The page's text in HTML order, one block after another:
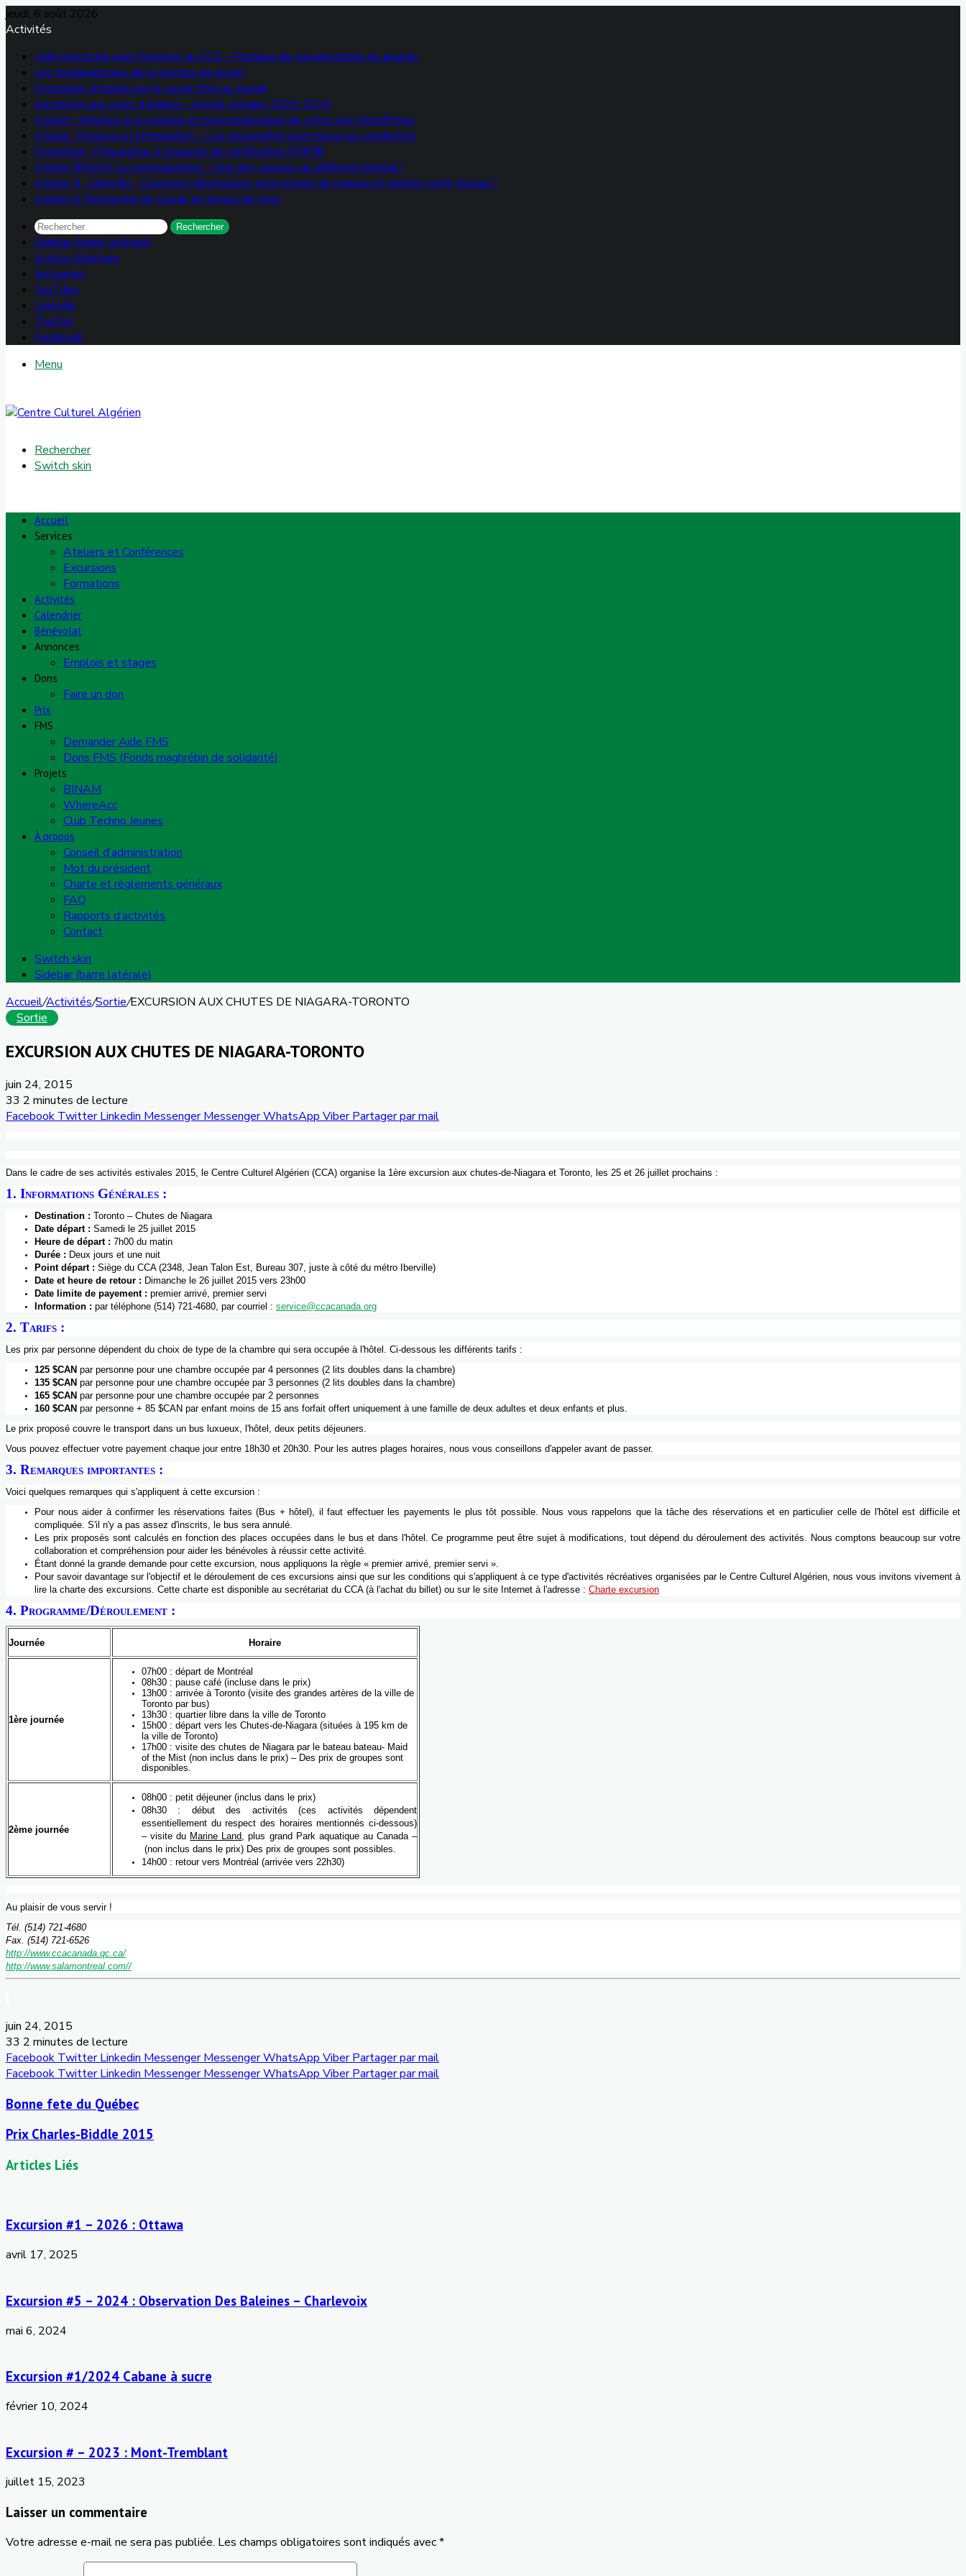
jeudi, 6 août 2026
Activités
Café-rencontre pour Femmes au CCA – Pratique de conversations en anglais
Les fondamentaux de la gestion de projet
Formation virtuelle sur le savoir être au travail
Inscription aux cours d’arabes – Année scolaire 2023-2024
Atelier : Initiation à la création et personnalisation de votre site WordPress
Atelier: Violence et intimidation – Les reconnaître pour mieux les combattre
Formation : Préparation à l’examen de certification PMP®
Atelier BINAM: la communication : l’une des sources du différend familial?
Atelier 9 : LinkedIn – Comment développer votre image de marque et enrichir votre réseau ?
Atelier 6: Recherche de travail en temps de crise
Rechercher
Sidebar (barre latérale)
Article Aléatoire
Instagram
YouTube
Linkedin
Twitter
Facebook
Menu
Rechercher
Switch skin
Accueil
Services
Ateliers et Conférences
Excursions
Formations
Activités
Calendrier
Bénévolat
Annonces
Emplois et stages
Dons
Faire un don
Prix
FMS
Demander Aide FMS
Dons FMS (Fonds maghrébin de solidarité)
Projets
BINAM
WhereAcc
Club Techno Jeunes
À propos
Conseil d’administration
Mot du président
Charte et règlements généraux
FAQ
Rapports d’activités
Contact
Switch skin
Sidebar (barre latérale)
Accueil/Activités/Sortie/EXCURSION AUX CHUTES DE NIAGARA-TORONTO
Sortie
EXCURSION AUX CHUTES DE NIAGARA-TORONTO
juin 24, 2015
33 2 minutes de lecture
Facebook Twitter Linkedin Messenger MessengerWhatsApp Viber Partager par mail
Dans le cadre de ses activités estivales 2015, le Centre Culturel Algérien (CCA) organise la 1ère excursion aux chutes-de-Niagara et Toronto, les 25 et 26 juillet prochains :
1. Informations Générales :
Destination : Toronto – Chutes de Niagara
Date départ: Samedi le 25 juillet 2015
Heure de départ: 7h00 du matin
Durée : Deux jours et une nuit
Point départ: Siège du CCA(2348, Jean Talon Est , Bureau 307, juste à côté du métro Iberville)
Date et heure de retour : Dimanche le 26 juillet 2015 vers 23h00
Date limite de payement: premier arrivé , premier servi
Information : par téléphone (514) 721-4680 , par courriel : service@ccacanada.org
2. Tarifs :
Les prix par personne dépendent du choix de type de la chambre qui sera occupée à l'hôtel Ci-dessous les différents tarifs :
125 $CAN par personne pour une chambre occupée par 4 personnes (2 lits doubles dans la chambre)
135 $CAN par personne pour une chambre occupée par 3 personnes (2 lits doubles dans la chambre)
165 $CAN par personne pour une chambre occupée par 2 personnes
160 $CAN par personne + 85 $CAN par enfant moins de 15 ans forfait offert uniquement à une famille de deux adultes et deux enfants et plus.
Le prix proposé couvre le transport dans un bus luxueux l'hôtel deux petits déjeuners
Vous pouvez effectuer votre payement chaque jour entre 18h30 et 20h30 . Pour les autres plages horaires nous vous conseillons d'appeleravant de passer.
3. Remarques importantes :
Voici quelques remarques qui s'appliquent à cette excursion :
Pour nous aider à confirmerles réservations faites (Bus + hôtel ), il faut effectuerles payements le plus tôt possible. Nous vous rappelons quela tâchedes réservations et en particulier cellede l'hôtel est difficileet
compliquée S'il n'y a pas assez d'inscrits , le bus sera annulé
Les prixproposés sont calculés en fonctiondes places occupées dans le bus et dans l'hôtel .Ce programme peut être sujet à modifications, toutdépend du déroulementdes activités Nous comptons beaucoup sur votre
collaboration et compréhension pour aiderles bénévoles à réussir cette activité
Étant donné la grande demande pour cette excursion, nous appliquons la règle « premier arrivé , premier servi ».
Pour savoir davantage sur l'objectif et le déroulement de ces excursions ainsi que surles conditions qui s'appliquent à ce type d'activités récréatives organisées par le Centre Culturel Algérien nous vous invitons vivement à
lire la charte des excursions. Cette charte est disponible au secrétariat du CCA(à l'achat du billet) ou surle site Internet à l'adresse : Charte excursion
4. Programme/Déroulement :
Journée Horaire
1ère journée
07h00 : départ de Montréal
08h30 : pause café (incluse dans le prix)
13h00 : arrivée à Toronto (visite des grandes artères de la ville de
Toronto par bus)
13h30 : quartier libre dans la ville de Toronto
15h00 : départ vers les Chutes-de-Niagara (situées à 195 km de
la ville de Toronto)
17h00 : visite des chutes de Niagara par le bateau bateau- Maid
of the Mist (non inclus dans le prix) – Des prix de groupes sont
disponibles
2ème journée
08h00 : petit déjeuner(inclus dans le prix)
08h30 : débutdes activités (ces activités
dépendent
essentiellement du respect des horaires mentionnés ci-dessous)
–visite du Marine Land , plus grand Park aquatiqueau Canada –
(non inclus dans le prix) Des prix de groupes sont possibles
14h00 : retour vers Montréal (arrivée vers 22h30)
Au plaisirde vous servir!
Tél (514) 721-4680
Fax. (514) 721-6526
http://www.ccacanada.qc.ca/
http://www.salamontreal.com//
juin 24, 2015
33 2 minutes de lecture
Facebook Twitter Linkedin Messenger MessengerWhatsApp Viber Partager par mail
Facebook Twitter Linkedin Messenger MessengerWhatsApp Viber Partager par mail
Bonne fete du Québec
Prix Charles-Biddle 2015
Articles Liés
Excursion #1 – 2026 : Ottawa
avril 17, 2025
Excursion #5 – 2024 : Observation Des Baleines – Charlevoix
mai 6, 2024
Excursion #1/2024 Cabane à sucre
février 10, 2024
Excursion # – 2023 : Mont-Tremblant
juillet 15, 2023
Laisser un commentaire
Votre adresse e-mail ne sera pas publiée. Les champs obligatoires sont indiqués avec*